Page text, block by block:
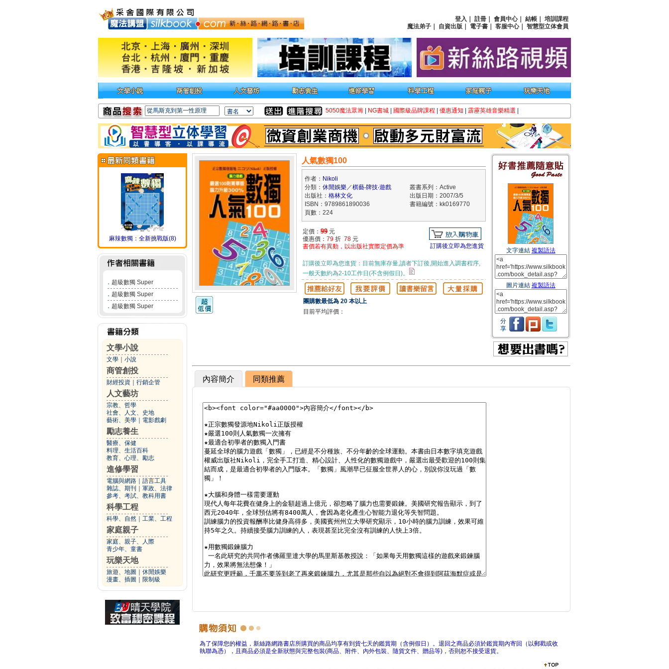
登入 註冊 會員中心｜ 結帳
培訓課程
魔法弟子
自資出版 電子書 客服中心｜ 智慧型立体會員
5050魔法眾籌 NG書城 國際級品牌課程 優惠通知 霹靂英雄音樂精選
麻辣數獨：全新挑戰版(8)
． 超級數獨 Super
． 超級數獨 Super
． 超級數獨 Super
文學小說
文學 小說
商管創投
財經投資 行銷企管
人文藝坊
宗教、哲學
社會、人文、史地
藝術、美學
電影戲劇
勵志養生
醫療、保健
料理、生活百科
教育、心理、勵志
進修學習
電腦與網路
語言工具
雜誌、期刊
軍政、法律
參考、考試、教科用書
科學工程
科學、自然 工業、工程
家庭親子
家庭、親子、人際
青少年、童書
玩樂天地
旅遊、地圖
休閒娛樂
漫畫、插圖
限制級
人氣數獨100
作者： Nikoli
分類： 休閒娛樂／棋藝‧牌技‧遊戲
叢書系列：Active
出版社： 格林文化
出版日期：2007/3/5
ISBN：9789861890036
書籍編號：kk0169770
頁數：224
定價： 99 元
優惠價： 79 折 78 元
書價若有異動，以出版社實際定價為準
訂購後立即為您進貨
訂購後立即為您進貨：目前無庫存量,讀者下訂後,開始進入調書程序,
一般天數約為2-10工作日(不含例假日)。
團購數最低為 20 本以上
目前平均評價：
文字連結 複製語法
圖片連結 複製語法
分
享
內容簡介 同類推薦
為了保障您的權益，新絲路網路書店所購買的商品均享有到貨七天的鑑賞期（含例假日）。退回之商品必須於鑑賞期內寄回（以郵戳或收
執聯為憑），且商品必須是全新狀態與完整包裝(商品、附件、內外包裝、隨貨文件、贈品等)，否則恕不接受退貨。